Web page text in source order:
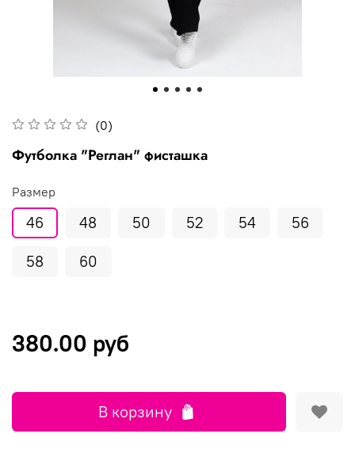
(0)
Футболка "Реглан" фисташка
Размер
46 48 50 52 54 56
58 60
380.00 руб
В корзину